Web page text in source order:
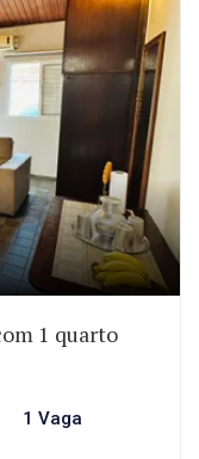
1 quarto
1 Vaga